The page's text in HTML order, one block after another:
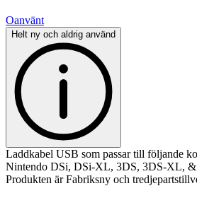
Oanvänt
Helt ny och aldrig använd
Laddkabel USB som passar till följande
Nintendo DSi, DSi-XL, 3DS, 3DS-XL,
Produkten är Fabriksny och